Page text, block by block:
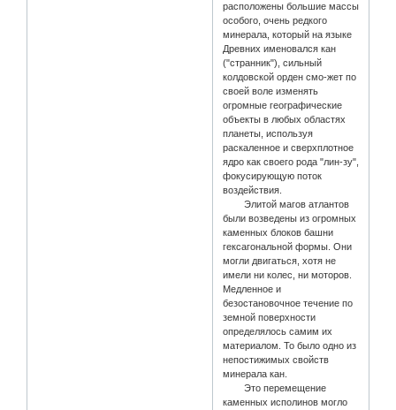
расположены большие массы
особого, очень редкого
минерала, который на языке
Древних именовался кан
("странник"), сильный
колдовской орден смо-жет по
своей воле изменять
огромные географические
объекты в любых областях
планеты, используя
раскаленное и сверхплотное
ядро как своего рода "лин-зу",
фокусирующую поток
воздействия.
Элитой магов атлантов
были возведены из огромных
каменных блоков башни
гексагональной формы. Они
могли двигаться, хотя не
имели ни колес, ни моторов.
Медленное и
безостановочное течение по
земной поверхности
определялось самим их
материалом. То было одно из
непостижимых свойств
минерала кан.
Это перемещение
каменных исполинов могло